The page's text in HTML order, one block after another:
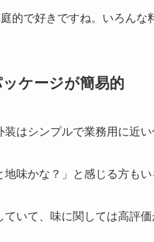
的で好きですね。いろんな
ケージが簡易的
はシンプルで業務用に近い
味かな？」と感じる方もい
いて、味に関しては高評価